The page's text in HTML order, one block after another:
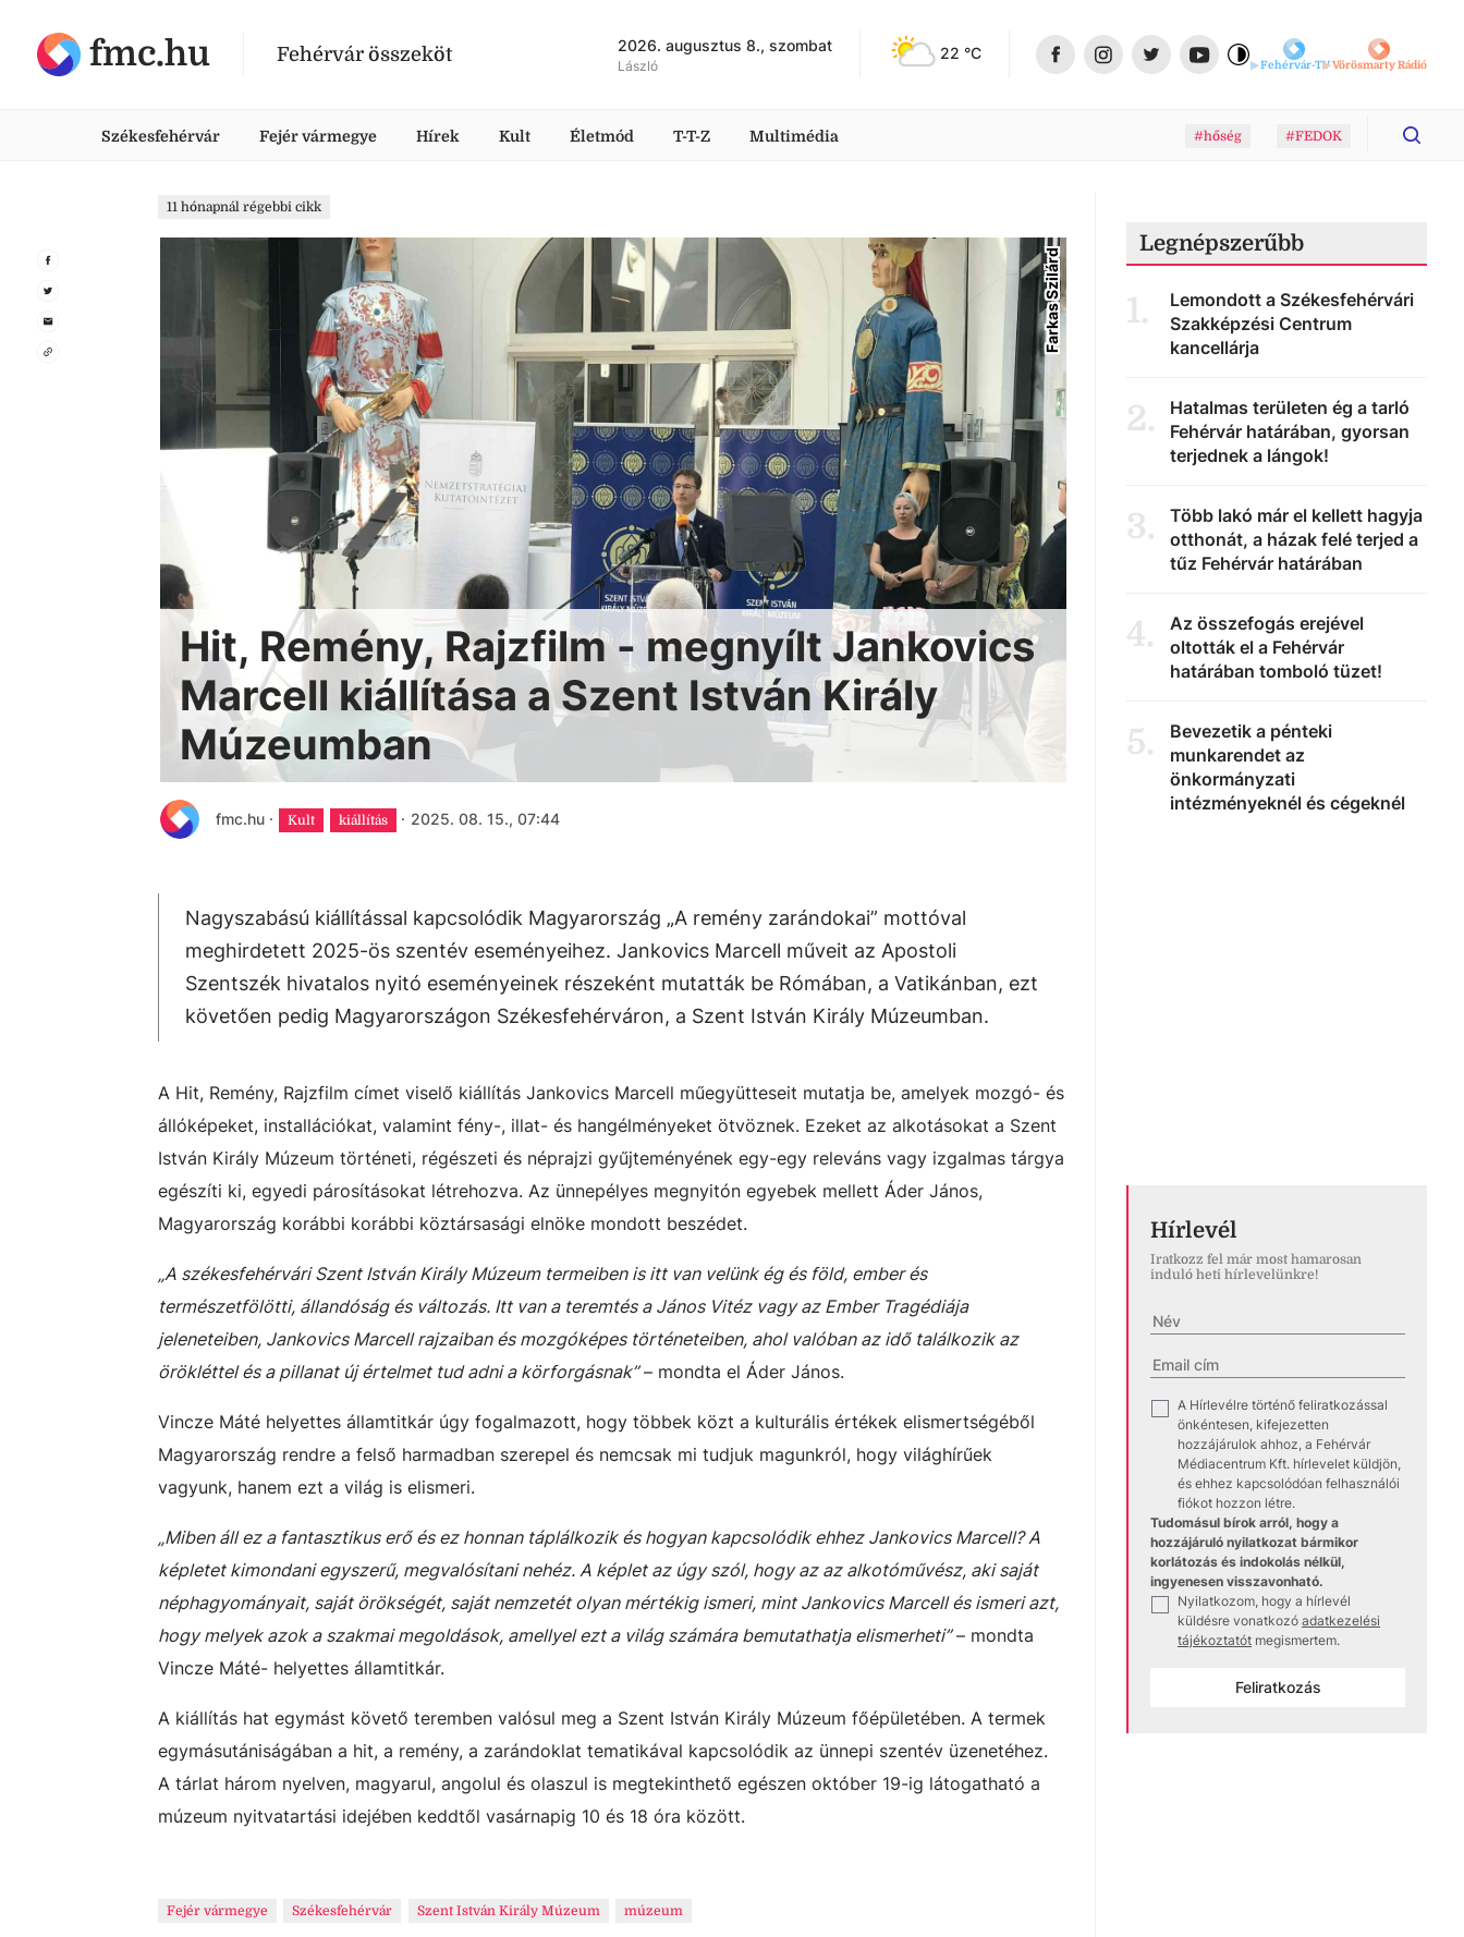
fmc.hu Fehérvár összeköt 2026. augusztus 8., szombat
László
22 °C
Fehérvár-TVVörösmarty Rádió
Székesfehérvár Fejér vármegye Hírek Kult Életmód T-T-Z Multimédia #hőség #FEDOK
11 hónapnál régebbi cikk
Farkas Szilárd
Hit, Remény, Rajzfilm - megnyílt Jankovics
Marcell kiállítása a Szent István Király
Múzeumban
fmc.hu · Kult kiállítás · 2025. 08. 15., 07:44
Nagyszabású kiállítással kapcsolódik Magyarország „A remény zarándokai” mottóval
meghirdetett 2025-ös szentév eseményeihez. Jankovics Marcell műveit az Apostoli
Szentszék hivatalos nyitó eseményeinek részeként mutatták be Rómában, a Vatikánban, ezt
követően pedig Magyarországon Székesfehérváron, a Szent István Király Múzeumban.
A Hit, Remény, Rajzfilm címet viselő kiállítás Jankovics Marcell műegyütteseit mutatja be, amelyek mozgó- és
állóképeket, installációkat, valamint fény-, illat- és hangélményeket ötvöznek. Ezeket az alkotásokat a Szent
István Király Múzeum történeti, régészeti és néprajzi gyűjteményének egy-egy releváns vagy izgalmas tárgya
egészíti ki, egyedi párosításokat létrehozva. Az ünnepélyes megnyitón egyebek mellett Áder János,
Magyarország korábbi korábbi köztársasági elnöke mondott beszédet.
„A székesfehérvári Szent István Király Múzeum termeiben is itt van velünk ég és föld, ember és
természetfölötti, állandóság és változás. Itt van a teremtés a János Vitéz vagy az Ember Tragédiája
jeleneteiben, Jankovics Marcell rajzaiban és mozgóképes történeteiben, ahol valóban az idő találkozik az
örökléttel és a pillanat új értelmet tud adni a körforgásnak”– mondta el Áder János.
Vincze Máté helyettes államtitkár úgy fogalmazott, hogy többek közt a kulturális értékek elismertségéből
Magyarország rendre a felső harmadban szerepel és nemcsak mi tudjuk magunkról, hogy világhírűek
vagyunk, hanem ezt a világ is elismeri.
„Miben áll ez a fantasztikus erő és ez honnan táplálkozik és hogyan kapcsolódik ehhez Jankovics Marcell? A
képletet kimondani egyszerű, megvalósítani nehéz. A képlet az úgy szól, hogy az az alkotóművész, aki saját
néphagyományait, saját örökségét, saját nemzetét olyan mértékig ismeri, mint Jankovics Marcell és ismeri azt,
hogy melyek azok a szakmai megoldások, amellyel ezt a világ számára bemutathatja elismerheti”– mondta
Vincze Máté- helyettes államtitkár.
A kiállítás hat egymást követő teremben valósul meg a Szent István Király Múzeum főépületében. A termek
egymásutániságában a hit, a remény, a zarándoklat tematikával kapcsolódik az ünnepi szentév üzenetéhez.
A tárlat három nyelven, magyarul, angolul és olaszul is megtekinthető egészen október 19-ig látogatható a
múzeum nyitvatartási idejében keddtől vasárnapig 10 és 18 óra között.
Fejér vármegye Székesfehérvár Szent István Király Múzeum múzeum
Legnépszerűbb
1.
Lemondott a Székesfehérvári
Szakképzési Centrum
kancellárja
2.
Hatalmas területen ég a tarló
Fehérvár határában, gyorsan
terjednek a lángok!
3.
Több lakó már el kellett hagyja
otthonát, a házak felé terjed a
tűz Fehérvár határában
4.
Az összefogás erejével
oltották el a Fehérvár
határában tomboló tüzet!
5.
Bevezetik a pénteki
munkarendet az
önkormányzati
intézményeknél és cégeknél
Hírlevél
Iratkozz fel már most hamarosan
induló heti hírlevelünkre!
A Hírlevélre történő feliratkozással
önkéntesen, kifejezetten
hozzájárulok ahhoz, a Fehérvár
Médiacentrum Kft. hírlevelet küldjön,
és ehhez kapcsolódóan felhasználói
fiókot hozzon létre.
Tudomásul bírok arról, hogy a
hozzájáruló nyilatkozat bármikor
korlátozás és indokolás nélkül,
ingyenesen visszavonható.
Nyilatkozom, hogy a hírlevél
küldésre vonatkozó adatkezelési
tájékoztatót megismertem.
Feliratkozás